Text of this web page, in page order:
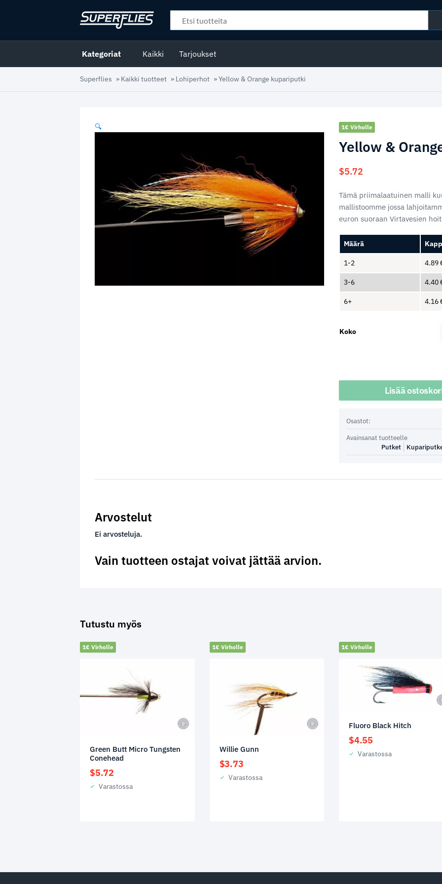
Kategoriat Kaikki Tarjoukset
Superflies » Kaikki tuotteet » Lohiperhot »Yellow & Orange kupariputki
🔍 1€ Virholle
Yellow &
$5.72
Tämä priimalaatuinen malli
mallistoomme jossa
euron suoraan Virtavesien
Määrä
1-2 4.89
3-6 4.40
6+ 4.16
Koko
Lisää
Osastot:
Avainsanat tuotteelle
Putket
Arvostelut
Ei arvosteluja.
Vain tuotteen ostajat voivat jättää arvion.
Tutustu myös
1€ Virholle
Green Butt Micro Tungsten
Conehead
$5.72
Varastossa
1€ Virholle
Willie Gunn
$3.73
Varastossa
1€ Virholle
Fluoro Black Hitch
$4.55
Varastossa